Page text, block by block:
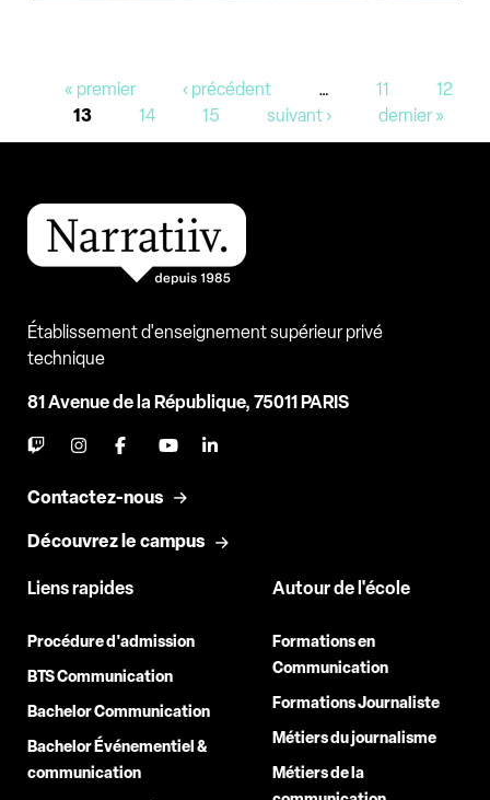
Pages« premier ‹ précédent … 11
12
13
14 15 suivant › dernier »
Établissement d'enseignement supérieur privé
technique
81 Avenue de la République, 75011 PARIS
Contactez-nous
Découvrez le campus
Liens rapides
Procédure d'admission
BTS Communication
Bachelor Communication
Bachelor Événementiel &
communication
Autour de l'école
Formations en
Communication
Formations Journaliste
Métiers du journalisme
Métiers de la